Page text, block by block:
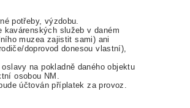
potřeby, výzdobu.
kavárenských služeb v daném
muzea zajistit sami) ani
doprovod donesou vlastní),
na pokladně daného objektu
osobou NM.
účtován příplatek za provoz.